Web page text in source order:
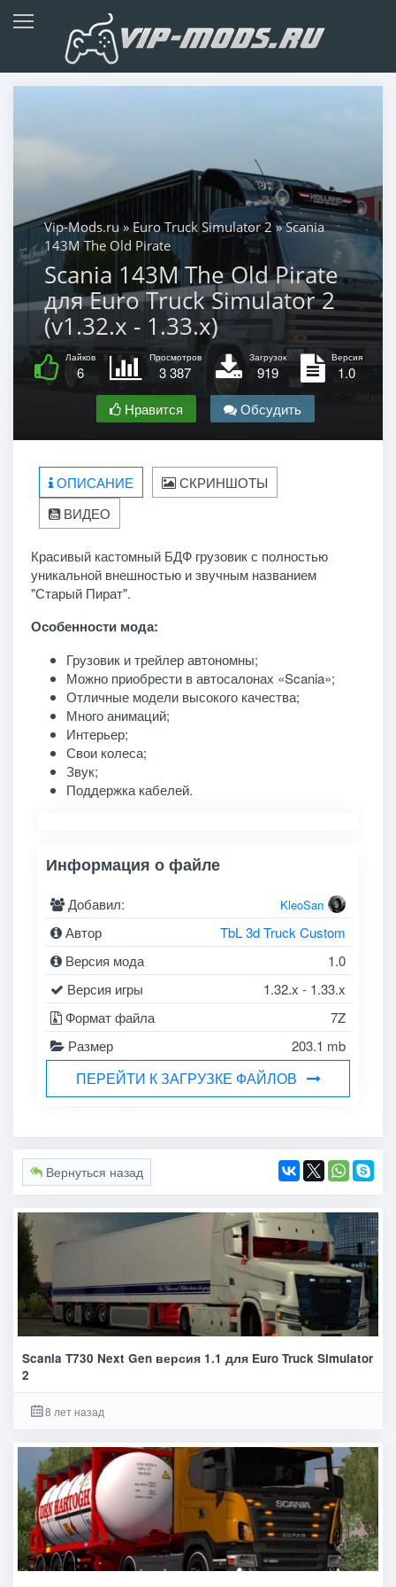
Vip-Mods.ru »Euro Truck Simulator 2 » Scania
143M The Old Pirate
Scania 143M The Old Pirate
для Euro Truck Simulator 2
(v1.32.x - 1.33.x)
Лайков
6
Просмотров
3 387
Загрузок
919
Версия
1.0
Нравится
Обсудить
ОПИСАНИЕ
СКРИНШОТЫ
ВИДЕО
Красивый кастомный БДФ грузовик с полностью
уникальной внешностью и звучным названием
"Старый Пират".
Особенности мода:
Грузовик и трейлер автономны;
Можно приобрести в автосалонах «Scania»;
Отличные модели высокого качества;
Много анимаций;
Интерьер;
Свои колеса;
Звук;
Поддержка кабелей.
Информация о файле
Добавил: KleoSan
Автор
TbL 3d Truck Custom
Версия мода
1.0
Версия игры
1.32.x - 1.33.x
Формат файла
7Z
Размер
203.1 mb
ПЕРЕЙТИ К ЗАГРУЗКЕ ФАЙЛОВ
Вернуться назад
Scania T730 Next Gen версия 1.1 для Euro Truck Simulator
2
8 лет назад